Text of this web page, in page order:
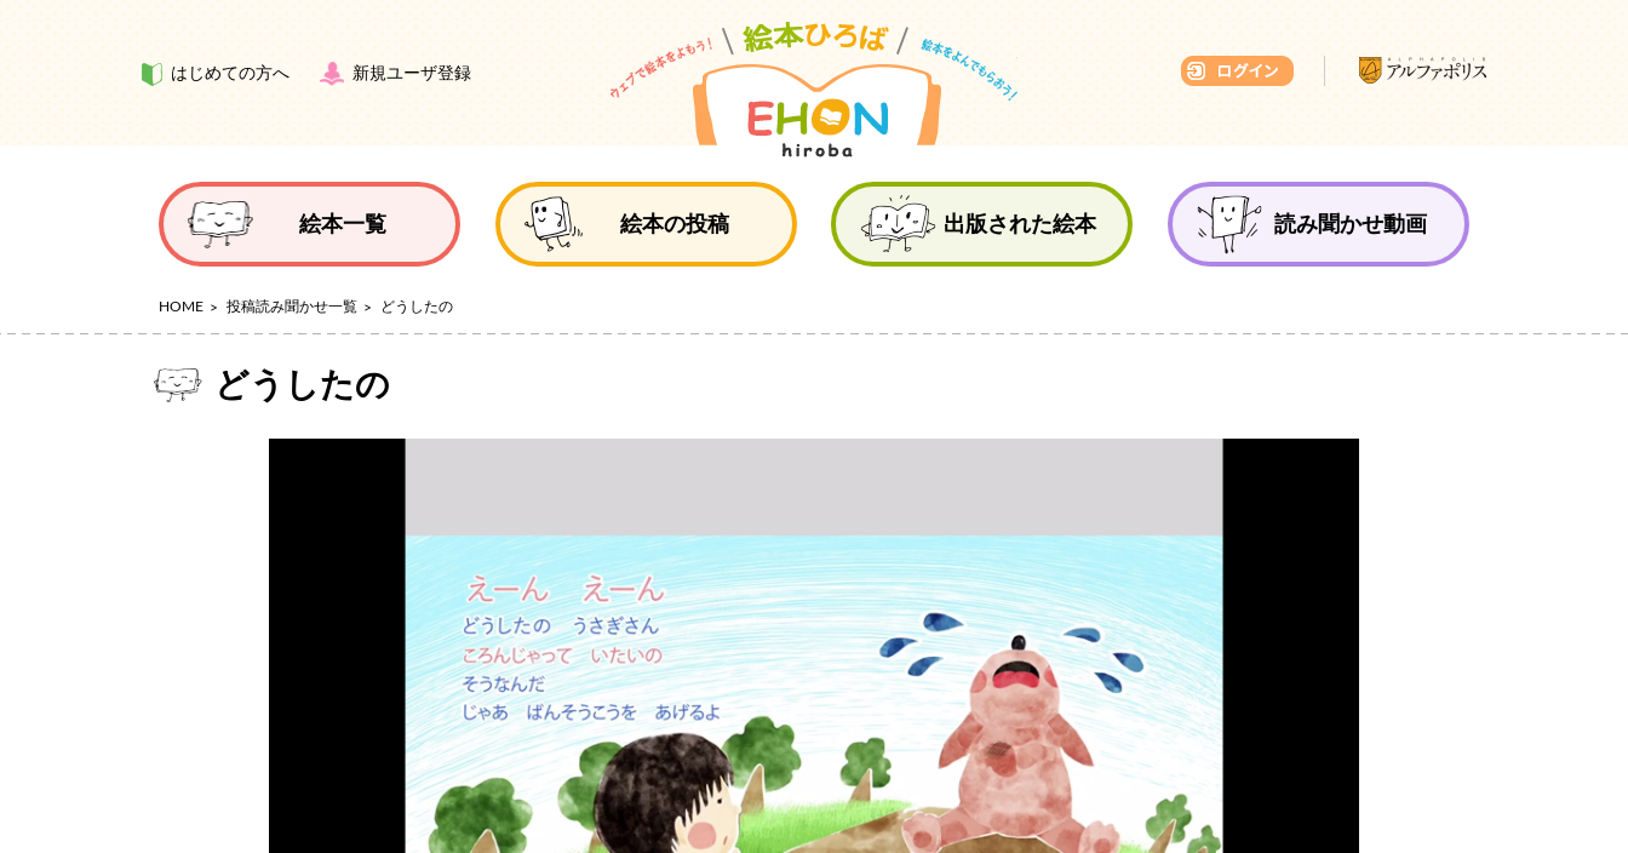
はじめての方へ 新規ユーザ登録
絵本一覧 絵本の投稿 出版された絵本 読み聞かせ動画
HOME 投稿読み聞かせ一覧 どうしたの
どうしたの